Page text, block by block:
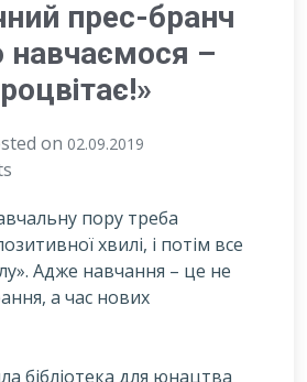
прес-бранч
навчаємося –
on 02.09.2019
пору треба
хвилі, і потім все
Адже навчання – це не
а час нових
бібліотека для юнацтва